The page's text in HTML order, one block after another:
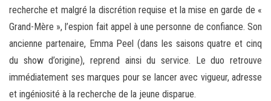
recherche et malgré la discrétion requise et la mise en garde de «
Grand-Mère », l’espion fait appel à une personne de confiance. Son
ancienne partenaire, Emma Peel (dans les saisons quatre et cinq
du show d’origine), reprend ainsi du service. Le duo retrouve
immédiatement ses marques pour se lancer avec vigueur, adresse
et ingéniosité à la recherche de la jeune disparue.